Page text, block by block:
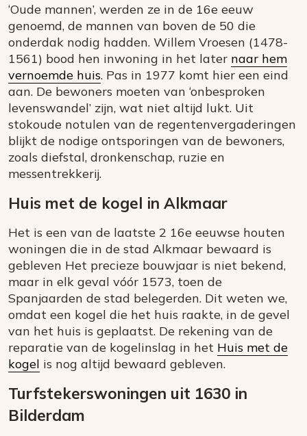
‘Oude mannen’, werden ze in de 16e eeuw
genoemd, de mannen van boven de 50 die
onderdak nodig hadden. Willem Vroesen (1478-
1561) bood hen inwoning in het later naar hem
vernoemde huis. Pas in 1977 komt hier een eind
aan. De bewoners moeten van ‘onbesproken
levenswandel’ zijn, wat niet altijd lukt. Uit
stokoude notulen van de regentenvergaderingen
blijkt de nodige ontsporingen van de bewoners,
zoals diefstal, dronkenschap, ruzie en
messentrekkerij.
Huis met de kogel in Alkmaar
Het is een van de laatste 2 16e eeuwse houten
woningen die in de stad Alkmaar bewaard is
gebleven Het precieze bouwjaar is niet bekend,
maar in elk geval vóór 1573, toen de
Spanjaarden de stad belegerden. Dit weten we,
omdat een kogel die het huis raakte, in de gevel
van het huis is geplaatst. De rekening van de
reparatie van de kogelinslag in het Huis met de
kogel is nog altijd bewaard gebleven.
Turfstekerswoningen uit 1630 in
Bilderdam